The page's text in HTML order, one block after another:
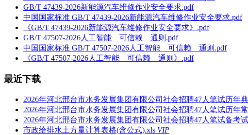
GB/T 47439-2026新能源汽车维修作业安全要求.pdf
中国国家标准 GB/T 47439-2026新能源汽车维修作业安全要求.pdf
《GB/T 47439-2026新能源汽车维修作业安全要求》.pdf
GB/T 47507-2026人工智能 可信赖 通则.pdf
中国国家标准 GB/T 47507-2026人工智能 可信赖 通则.pdf
《GB/T 47507-2026人工智能 可信赖 通则》.pdf
最近下载
2026年河北邢台市水务发展集团有限公司社会招聘47人笔试历年
2026年河北邢台市水务发展集团有限公司社会招聘47人笔试历年
2026年河北邢台市水务发展集团有限公司社会招聘47人笔试备考
市政给排水土方量计算表格(含公式).xls VIP